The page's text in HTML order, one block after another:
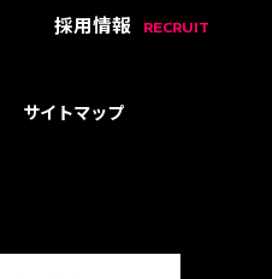
採用情報 RECRUIT
サイトマップ